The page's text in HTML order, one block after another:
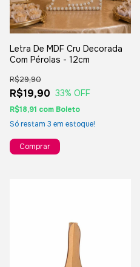
Letra De MDF Cru Decorada
Com Pérolas - 12cm
R$19,90
R$29,90
33% OFF
R$18,91 com Boleto
Só restam 3 em estoque!
Comprar